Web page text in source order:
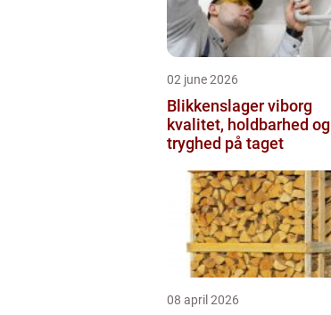
02 june 2026
Blikkenslager viborg
kvalitet, holdbarhed og
tryghed på taget
08 april 2026